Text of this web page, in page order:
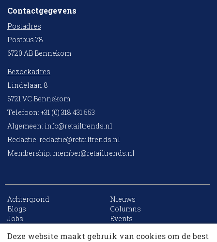
Contactgegevens
Postadres
Postbus 78
6720 AB Bennekom
Bezoekadres
Lindelaan 8
6721 VC Bennekom
Telefoon: +31 (0) 318 431 553
Algemeen: info@retailtrends.nl
Redactie: redactie@retailtrends.nl
Membership: member@retailtrends.nl
Achtergrond
Nieuws
Blogs
Columns
Jobs
Events
Archief
Sitemap
Deze website maakt gebruik van cookies om de best
10 collega’s